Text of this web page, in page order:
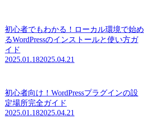
初心者でもわかる！ローカル環境で始め
るWordPressのインストールと使い方ガ
イド
2025.01.182025.04.21
初心者向け！WordPressプラグインの設
定場所完全ガイド
2025.01.182025.04.21